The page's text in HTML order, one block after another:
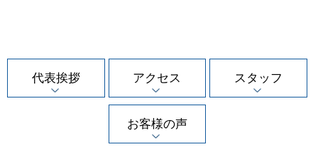
代表挨拶 アクセス スタッフ
お客様の声